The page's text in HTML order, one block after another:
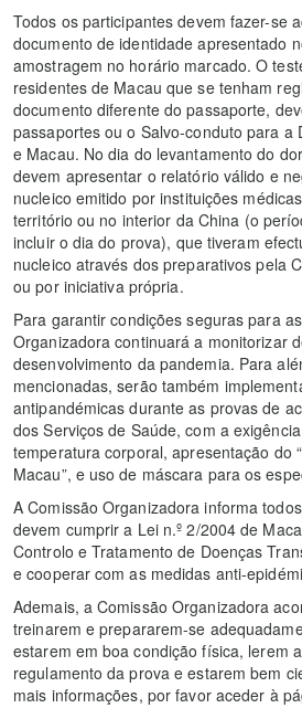
Todos os participantes devem fazer-se
documento de identidade apresentado
amostragem no horário marcado. O
residentes de Macau que se tenham
documento diferente do passaporte,
passaportes ou o Salvo-conduto para a
e Macau. No dia do levantamento do
devem apresentar o relatório válido e
nucleico emitido por instituições
território ou no interior da China (o
incluir o dia do prova), que tiveram
nucleico através dos preparativos pela
ou por iniciativa própria.
Para garantir condições seguras para
Organizadora continuará a monitorizar
desenvolvimento da pandemia. Para
mencionadas, serão também
antipandémicas durante as provas de
dos Serviços de Saúde, com a
temperatura corporal, apresentação do
Macau”, e uso de máscara para os
A Comissão Organizadora informa
devem cumprir a Lei n.º 2/2004 de
Controlo e Tratamento de Doenças
e cooperar com as medidas anti-
Ademais, a Comissão Organizadora
treinarem e prepararem-se
estarem em boa condição física, lerem
regulamento da prova e estarem bem
mais informações, por favor aceder à